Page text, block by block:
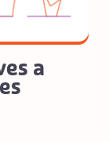
a